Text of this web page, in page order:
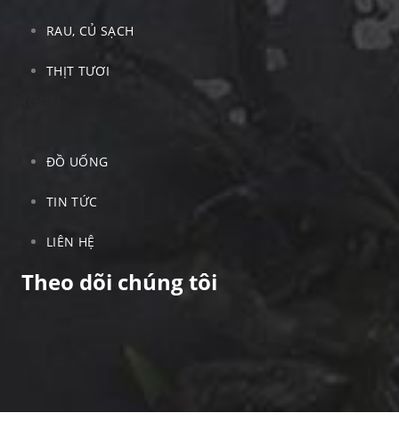
RAU, CỦ SẠCH
THỊT TƯƠI
ĐỒ UỐNG
TIN TỨC
LIÊN HỆ
Theo dõi chúng tôi